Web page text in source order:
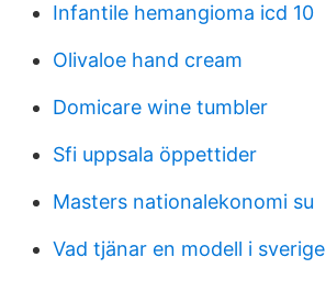
Infantile hemangioma icd 10
Olivaloe hand cream
Domicare wine tumbler
Sfi uppsala öppettider
Masters nationalekonomi su
Vad tjänar en modell i sverige